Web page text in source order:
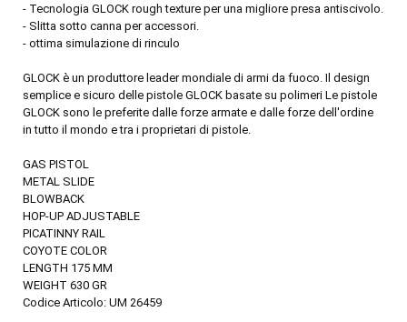
- Tecnologia GLOCK rough texture per una migliore presa antiscivolo.
- Slitta sotto canna per accessori.
- ottima simulazione di rinculo
GLOCK è un produttore leader mondiale di armi da fuoco. Il design
semplice e sicuro delle pistole GLOCK basate su polimeri Le pistole
GLOCK sono le preferite dalle forze armate e dalle forze dell'ordine
in tutto il mondo e tra i proprietari di pistole.
GAS PISTOL
METAL SLIDE
BLOWBACK
HOP-UP ADJUSTABLE
PICATINNY RAIL
COYOTE COLOR
LENGTH 175 MM
WEIGHT 630 GR
Codice Articolo: UM 26459